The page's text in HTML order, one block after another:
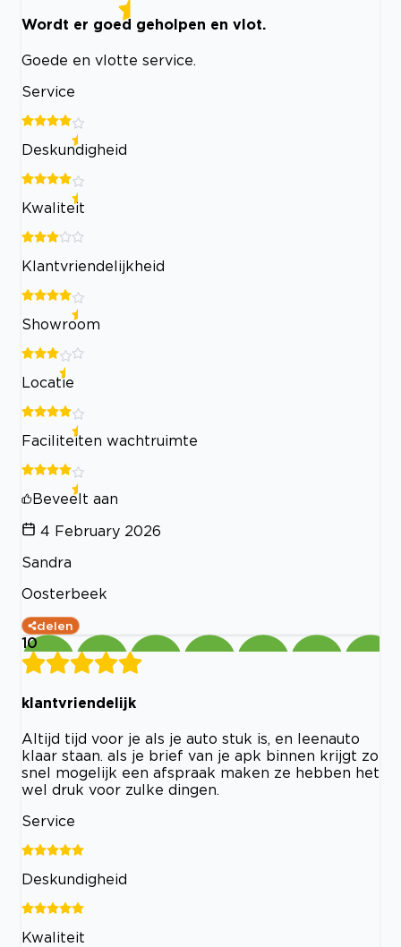
Wordt er goed geholpen en vlot.
Goede en vlotte service.
Service
Deskundigheid
Kwaliteit
Klantvriendelijkheid
Showroom
Locatie
Faciliteiten wachtruimte
Beveelt aan
4 February 2026
Sandra
Oosterbeek
delen
10
klantvriendelijk
Altijd tijd voor je als je auto stuk is, en leenauto
klaar staan. als je brief van je apk binnen krijgt zo
snel mogelijk een afspraak maken ze hebben het
wel druk voor zulke dingen.
Service
Deskundigheid
Kwaliteit